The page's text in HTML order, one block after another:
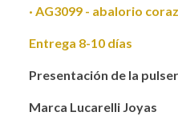
· AG3099 - abalorio
Entrega 8-10 días
Presentación de la
Marca Lucarelli Joyas